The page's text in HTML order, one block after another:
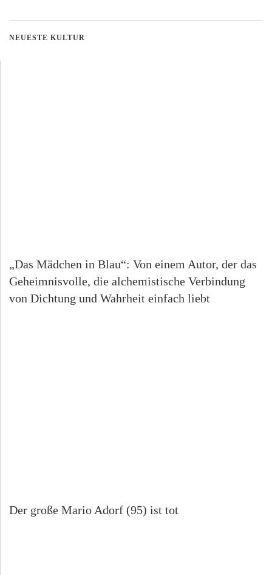
NEUESTE KULTUR
„Das Mädchen in Blau“: Von einem Autor, der das
Geheimnisvolle, die alchemistische Verbindung
von Dichtung und Wahrheit einfach liebt
Der große Mario Adorf (95) ist tot